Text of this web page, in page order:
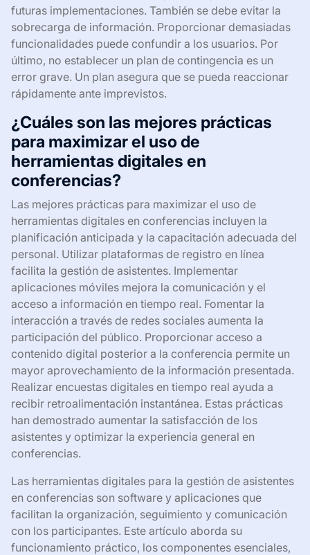
futuras implementaciones. También se debe evitar la
sobrecarga de información. Proporcionar demasiadas
funcionalidades puede confundir a los usuarios. Por
último, no establecer un plan de contingencia es un
error grave. Un plan asegura que se pueda reaccionar
rápidamente ante imprevistos.
¿Cuáles son las mejores prácticas
para maximizar el uso de
herramientas digitales en
conferencias?
Las mejores prácticas para maximizar el uso de
herramientas digitales en conferencias incluyen la
planificación anticipada y la capacitación adecuada del
personal. Utilizar plataformas de registro en línea
facilita la gestión de asistentes. Implementar
aplicaciones móviles mejora la comunicación y el
acceso a información en tiempo real. Fomentar la
interacción a través de redes sociales aumenta la
participación del público. Proporcionar acceso a
contenido digital posterior a la conferencia permite un
mayor aprovechamiento de la información presentada.
Realizar encuestas digitales en tiempo real ayuda a
recibir retroalimentación instantánea. Estas prácticas
han demostrado aumentar la satisfacción de los
asistentes y optimizar la experiencia general en
conferencias.
Las herramientas digitales para la gestión de asistentes
en conferencias son software y aplicaciones que
facilitan la organización, seguimiento y comunicación
con los participantes. Este artículo aborda su
funcionamiento práctico, los componentes esenciales,